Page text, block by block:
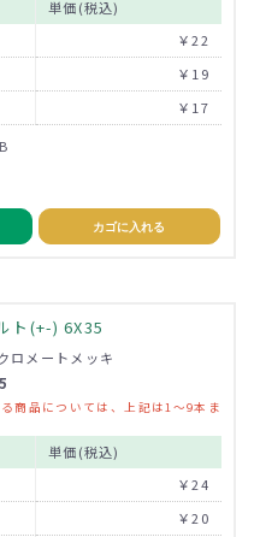
単価(税込)
￥22
￥19
￥17
カゴに入れる
ト(+-) 6X35
ロメートメッキ
商品については、上記は1～9本ま
単価(税込)
￥24
￥20